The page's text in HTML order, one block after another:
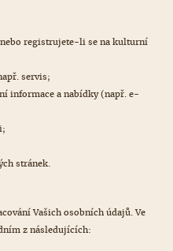
registrujete-li se na kulturní
servis;
informace a nabídky (např. e-
stránek.
Vašich osobních údajů. Ve
z následujících: